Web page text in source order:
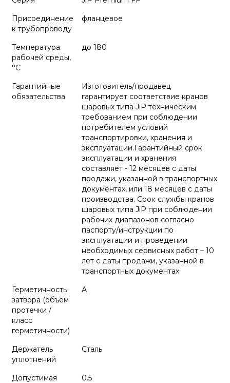
Присоединение
к трубопроводу
фланцевое
Температура
рабочей среды,
°С
до 180
Гарантийные
обязательства
Изготовитель/продавец
гарантирует соответствие кранов
шаровых типа JiP техническим
требованием при соблюдении
потребителем условий
транспортировки, хранения и
эксплуатации.Гарантийный срок
эксплуатации и хранения
составляет - 12 месяцев с даты
продажи, указанной в транспортных
документах, или 18 месяцев с даты
производства. Срок службы кранов
шаровых типа JiP при соблюдении
рабочих диапазонов согласно
паспорту/инструкции по
эксплуатации и проведении
необходимых сервисных работ – 10
лет с даты продажи, указанной в
транспортных документах.
Герметичность
затвора (объем
протечки /
класс
герметичности)
А
Держатель
уплотнений
Сталь
Допустимая
0.5